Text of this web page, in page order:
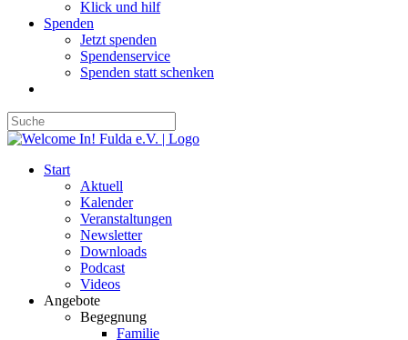
Klick und hilf
Spenden
Jetzt spenden
Spendenservice
Spenden statt schenken
Start
Aktuell
Kalender
Veranstaltungen
Newsletter
Downloads
Podcast
Videos
Angebote
Begegnung
Familie